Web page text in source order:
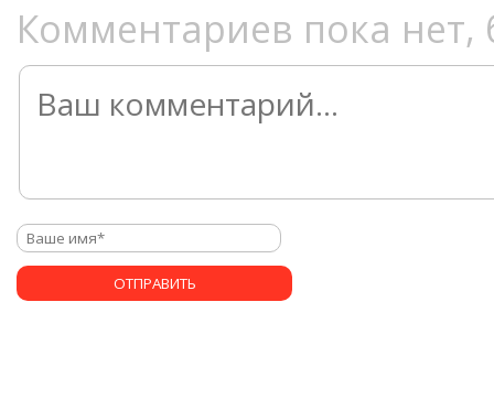
Комментариев пока нет,